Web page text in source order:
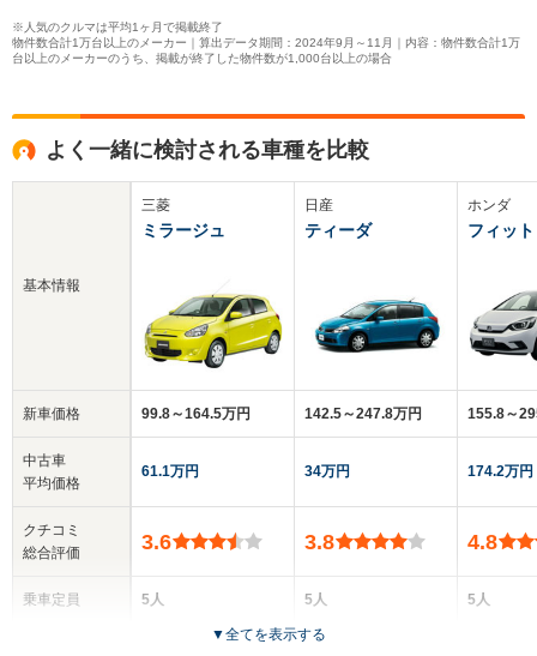
※人気のクルマは平均1ヶ月で掲載終了
物件数合計1万台以上のメーカー｜算出データ期間：2024年9月～11月｜内容：物件数合計1万
台以上のメーカーのうち、掲載が終了した物件数が1,000台以上の場合
よく一緒に検討される車種を比較
基本情報
新車価格
中古車
平均価格
クチコミ
総合評価
乗車定員
三菱
ミラージュ
99.8～164.5万円
61.1万円
3.6
5人
日産
ティーダ
142.5～247.8万円
34万円
3.8
5人
5ドア
ホンダ
フィット
155.8～
174.2万円
4.8
5人
▼全てを表示する